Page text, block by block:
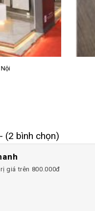
Prime
(2 bình chọn)
giá trên 800.000đ